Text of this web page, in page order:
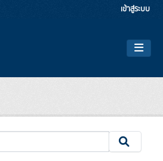
เข้าสู่ระบบ